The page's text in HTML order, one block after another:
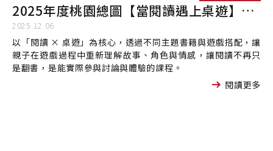
2025年度桃園總圖【當閱讀遇上桌遊】場次活動心得
2025.12.06
以「閱讀 × 桌遊」為核心，透過不同主題書籍與遊戲搭配，讓
親子在遊戲過程中重新理解故事、角色與情感，讓閱讀不再只
是翻書，是能實際參與討論與體驗的課程。
閱讀更多